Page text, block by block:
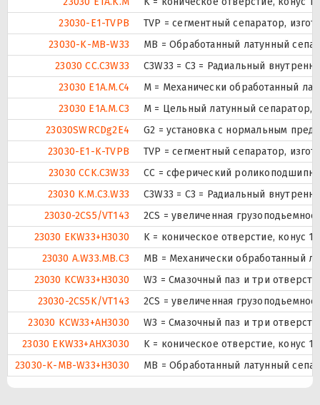
23030-E1-TVPB
TVP = сегментный сепаратор,
23030-K-MB-W33
MB = Обработанный латунный
23030 CC.C3W33
C3W33 = C3 = Радиальный
23030 E1A.M.C4
М = Механически обработанный
23030 E1A.M.C3
M = Цельный латунный
23030SWRCDg2E4
G2 = установка с нормальным
23030-E1-K-TVPB
TVP = сегментный сепаратор,
23030 CCK.C3W33
CC = сферический
23030 K.M.C3.W33
C3W33 = C3 = Радиальный
23030-2CS5/VT143
2CS = увеличенная
23030 EKW33+H3030
K = коническое отверстие, конус
23030 A.W33.MB.C3
MB = Механически обработанный
23030 KCW33+H3030
W3 = Смазочный паз и три
23030-2CS5K/VT143
2CS = увеличенная
23030 KCW33+AH3030
W3 = Смазочный паз и три
23030 EKW33+AHX3030
K = коническое отверстие, конус
23030-K-MB-W33+H3030
MB = Обработанный латунный